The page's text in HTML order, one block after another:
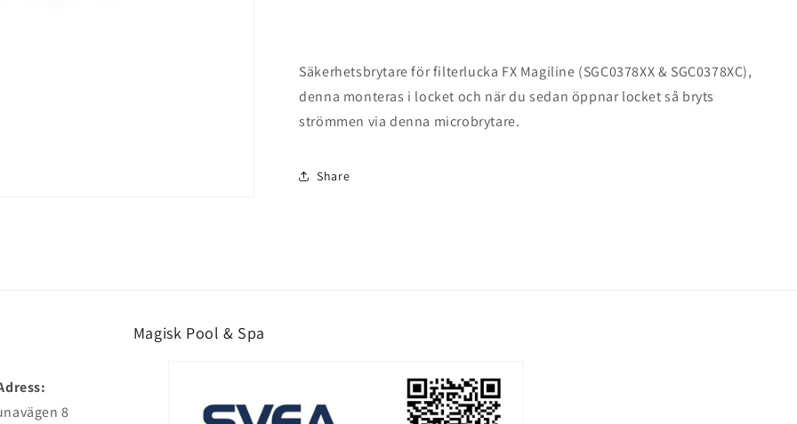
Säkerhetsbrytare för filterlucka FX Magiline (SGC0378XX & SGC0378XC),
denna monteras i locket och när du sedan öppnar locket så bryts
strömmen via denna microbrytare.
Share
Magisk Pool & Spa
8